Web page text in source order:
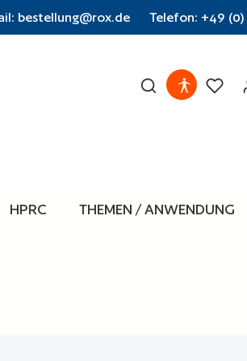
bestellung@rox.de Telefon: +49 (0)
HPRC THEMEN / ANWENDUNG